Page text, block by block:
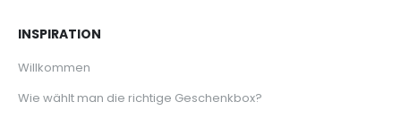
INSPIRATION
Willkommen
Wie wählt man die richtige Geschenkbox?